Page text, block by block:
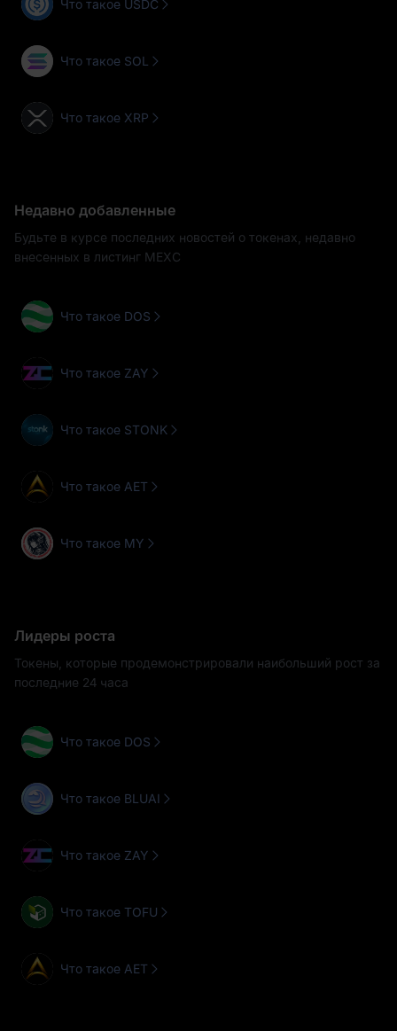
Что такое USDC
Что такое SOL
Что такое XRP
Недавно добавленные
Будьте в курсе последних новостей о токенах, недавно
внесенных в листинг MEXC
Что такое DOS
Что такое ZAY
Что такое STONK
Что такое AET
Что такое MY
Лидеры роста
Токены, которые продемонстрировали наибольший рост за
последние 24 часа
Что такое DOS
Что такое BLUAI
Что такое ZAY
Что такое TOFU
Что такое AET